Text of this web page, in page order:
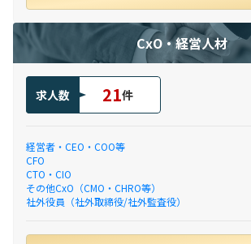
CxO・経営人材
求人数 21件
経営者・CEO・COO等
CFO
CTO・CIO
その他CxO（CMO・CHRO等）
社外役員（社外取締役/社外監査役）